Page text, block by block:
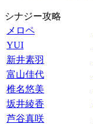
シナジー攻略
メロペ
YUI
新井素羽
富山佳代
椎名悠美
坂井綾香
芦谷真咲